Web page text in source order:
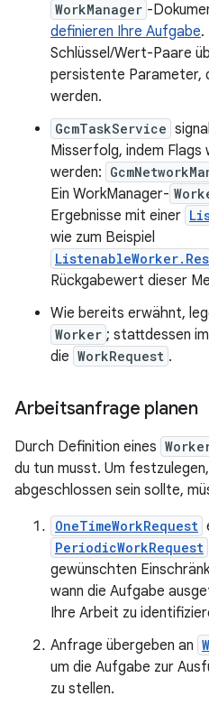
WorkManager -
definieren Ihre Aufgabe.
Schlüssel/Wert-Paare
persistente Parameter,
werden.
GcmTaskService
Misserfolg, indem Flags
werden:
Ein WorkManager-
Ergebnisse mit einer
wie zum Beispiel
Rückgabewert dieser
Wie bereits erwähnt,
Worker ; stattdessen
die WorkRequest .
Arbeitsanfrage planen
Durch Definition eines
du tun musst. Um
abgeschlossen sein sollte,
OneTimeWorkRequest
PeriodicWorkRequest
gewünschten
wann die Aufgabe
Ihre Arbeit zu
Anfrage übergeben an
um die Aufgabe zur
zu stellen.